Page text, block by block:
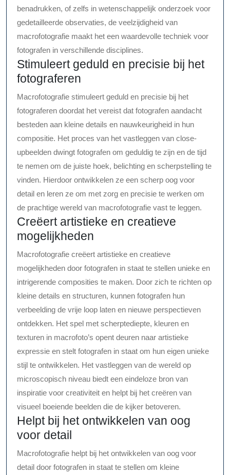
benadrukken, of zelfs in wetenschappelijk onderzoek voor
gedetailleerde observaties, de veelzijdigheid van
macrofotografie maakt het een waardevolle techniek voor
fotografen in verschillende disciplines.
Stimuleert geduld en precisie bij het
fotograferen
Macrofotografie stimuleert geduld en precisie bij het
fotograferen doordat het vereist dat fotografen aandacht
besteden aan kleine details en nauwkeurigheid in hun
compositie. Het proces van het vastleggen van close-
upbeelden dwingt fotografen om geduldig te zijn en de tijd
te nemen om de juiste hoek, belichting en scherpstelling te
vinden. Hierdoor ontwikkelen ze een scherp oog voor
detail en leren ze om met zorg en precisie te werken om
de prachtige wereld van macrofotografie vast te leggen.
Creëert artistieke en creatieve
mogelijkheden
Macrofotografie creëert artistieke en creatieve
mogelijkheden door fotografen in staat te stellen unieke en
intrigerende composities te maken. Door zich te richten op
kleine details en structuren, kunnen fotografen hun
verbeelding de vrije loop laten en nieuwe perspectieven
ontdekken. Het spel met scherptediepte, kleuren en
texturen in macrofoto’s opent deuren naar artistieke
expressie en stelt fotografen in staat om hun eigen unieke
stijl te ontwikkelen. Het vastleggen van de wereld op
microscopisch niveau biedt een eindeloze bron van
inspiratie voor creativiteit en helpt bij het creëren van
visueel boeiende beelden die de kijker betoveren.
Helpt bij het ontwikkelen van oog
voor detail
Macrofotografie helpt bij het ontwikkelen van oog voor
detail door fotografen in staat te stellen om kleine